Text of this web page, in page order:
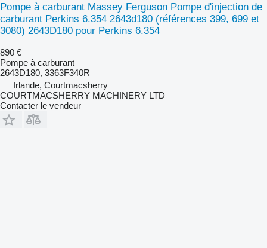
Pompe à carburant Massey Ferguson Pompe d'injection de
carburant Perkins 6.354 2643d180 (références 399, 699 et
3080) 2643D180 pour Perkins 6.354
890 €
Pompe à carburant
2643D180, 3363F340R
Irlande, Courtmacsherry
COURTMACSHERRY MACHINERY LTD
Contacter le vendeur